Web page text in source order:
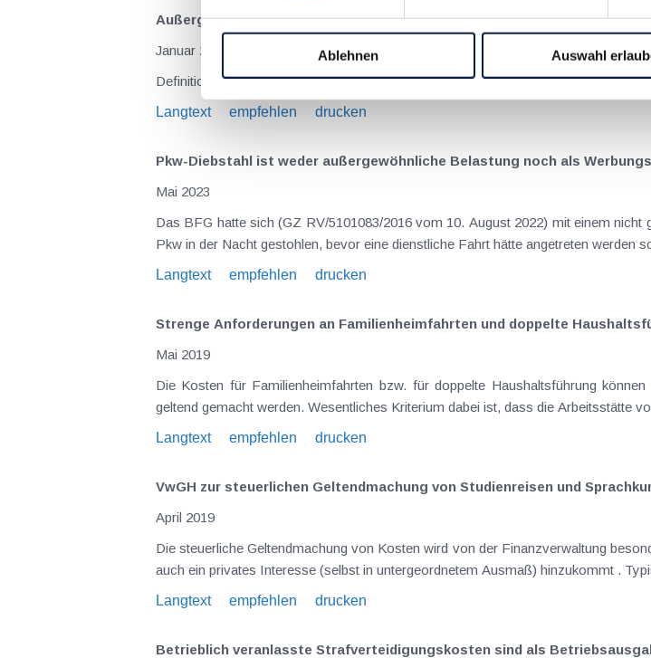
Ablehnen Auswahl
Außergewöhnliche Belastungen
Januar 2024
Definition, Auflistung und Beschreibung von Außergewöhnlichen Belastungen.
Langtext
empfehlen drucken
Pkw-Diebstahl ist weder außergewöhnliche Belastung noch als
Mai 2023
Das BFG hatte sich (GZ RV/5101083/2016 vom 10. August 2022) mit einem
Pkw in der Nacht gestohlen, bevor eine dienstliche Fahrt hätte angetreten werden
Langtext
empfehlen drucken
Strenge Anforderungen an Familienheimfahrten und doppelte
Mai 2019
Die Kosten für Familienheimfahrten bzw. für doppelte Haushaltsführung können unter bestimmten Voraussetzungen als Werbungskosten steuerlich
Langtext
empfehlen drucken
VwGH zur steuerlichen Geltendmachung von Studienreisen und
April 2019
Die steuerliche Geltendmachung von Kosten wird von der Finanzverwaltung besonders dann kritisch gesehen, wenn neben der
Langtext
empfehlen drucken
Betrieblich veranlasste Strafverteidigungskosten sind als